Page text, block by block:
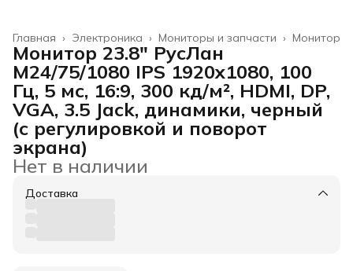
Монитор
Мониторы и запчасти ›
Электроника ›
Главная ›
Монитор 23.8" РусЛан
М24/75/1080 IPS 1920x1080, 100
Гц, 5 мс, 16:9, 300 кд/м², HDMI, DP,
VGA, 3.5 Jack, динамики, черный
(с регулировкой и поворот
экрана)
Нет в наличии
Доставка